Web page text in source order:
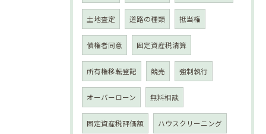
土地査定 道路の種類 抵当権
債権者同意 固定資産税清算
所有権移転登記 競売 強制執行
オーバーローン 無料相談
固定資産税評価額 ハウスクリーニング